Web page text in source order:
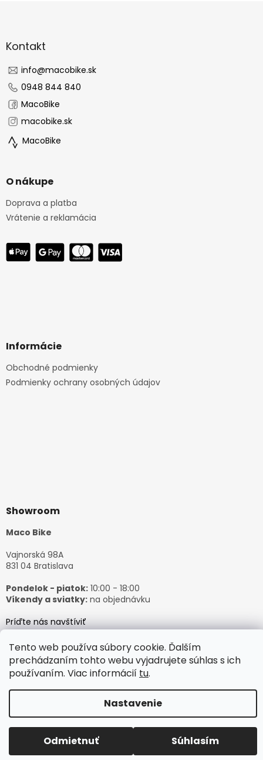
Tento web používa súbory cookie. Ďalším
prechádzaním tohto webu vyjadrujete súhlas s ich
používaním. Viac informácií tu.
Nastavenie
Odmietnuť Súhlasím
äKontakt
info@macobike.sk
0948 844 840
MacoBike
macobike.sk
MacoBike
O nákupe
Doprava a platba
Vrátenie a reklamácia
Informácie
Obchodné podmienky
Podmienky ochrany osobných údajov
Showroom
Maco Bike
Vajnorská 98A
831 04 Bratislava
Pondelok - piatok: 10:00 - 18:00
Víkendy a sviatky: na objednávku
Príďte nás navštíviť
Copyright 2026𝙈𝙖𝙘𝙤𝘽𝙞𝙠𝙚. Všetky práva vyhradené.